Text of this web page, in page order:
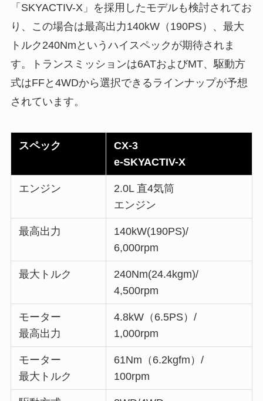
「SKYACTIV-X」を採用したモデルも検討されてお
り、この場合は最高出力140kW（190PS）、最大
トルク240Nmというハイスペックが期待されま
す。トランスミッションは6ATおよびMT、駆動方
式はFFと4WDから選択できるラインナップが予想
されています。
スペック
CX-3
e-SKYACTIV-X
エンジン
2.0L 直4気筒
エンジン
最高出力
140kW(190PS)/
6,000rpm
最大トルク
240Nm(24.4kgm)/
4,500rpm
モーター
最高出力
4.8kW（6.5PS）/
1,000rpm
モーター
最大トルク
61Nm（6.2kgfm）/
100rpm